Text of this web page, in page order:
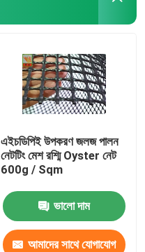
এইচডিপিই উপকরণ জলজ পালন
নেটটিং মেশ রশ্মি Oyster নেট
600g / Sqm
ভালো দাম
আমাদের সাথে যোগাযোগ